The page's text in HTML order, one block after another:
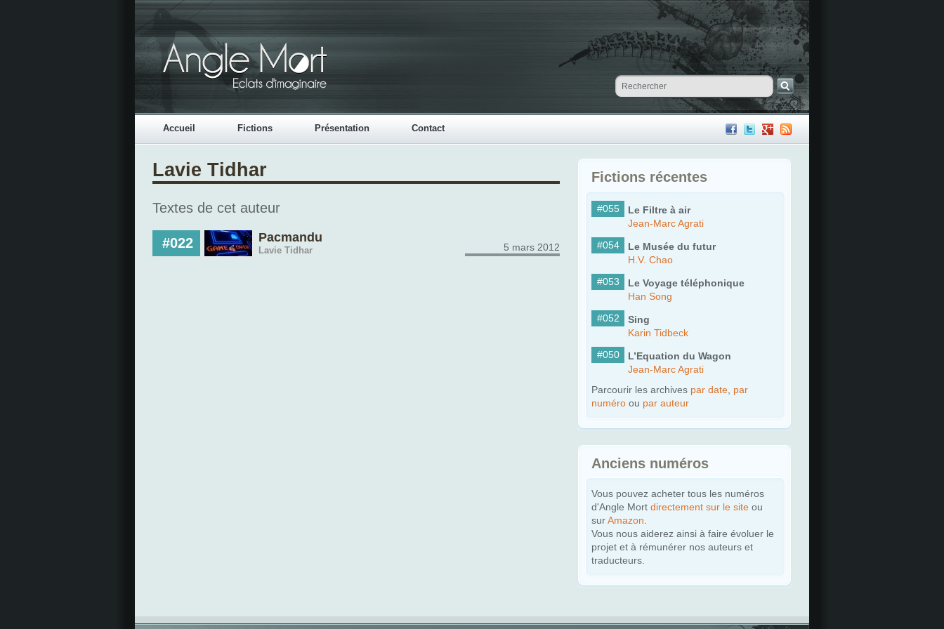
Accueil Fictions Présentation Contact
Lavie Tidhar
Textes de cet auteur
#022 Pacmandu
Lavie Tidhar 5 mars 2012
Fictions récentes
#055
Le Filtre à air
Jean-Marc Agrati
#054
Le Musée du futur
H.V. Chao
#053
Le Voyage téléphonique
Han Song
#052
Sing
Karin Tidbeck
#050
L’Equation du Wagon
Jean-Marc Agrati
Parcourir les archives par date, par
numéro ou par auteur
Anciens numéros
Vous pouvez acheter tous les numéros
d'Angle Mort directement sur le site ou
sur Amazon.
Vous nous aiderez ainsi à faire évoluer le
projet et à rémunérer nos auteurs et
traducteurs.